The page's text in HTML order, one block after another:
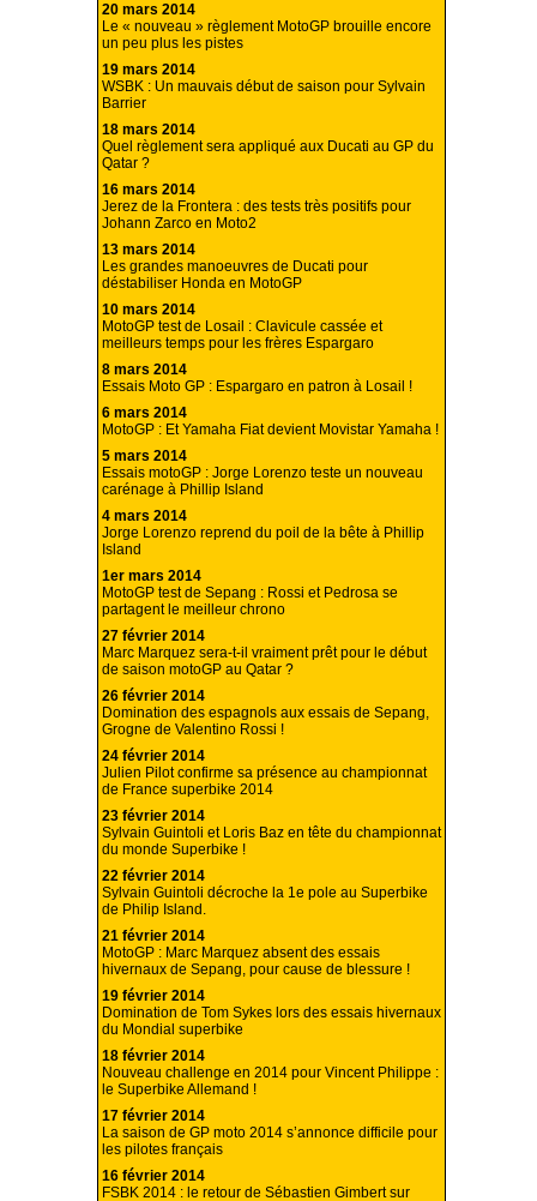
20 mars 2014
Le « nouveau » règlement MotoGP brouille encore
un peu plus les pistes
19 mars 2014
WSBK : Un mauvais début de saison pour Sylvain
Barrier
18 mars 2014
Quel règlement sera appliqué aux Ducati au GP du
Qatar ?
16 mars 2014
Jerez de la Frontera : des tests très positifs pour
Johann Zarco en Moto2
13 mars 2014
Les grandes manoeuvres de Ducati pour
déstabiliser Honda en MotoGP
10 mars 2014
MotoGP test de Losail : Clavicule cassée et
meilleurs temps pour les frères Espargaro
8 mars 2014
Essais Moto GP : Espargaro en patron à Losail !
6 mars 2014
MotoGP : Et Yamaha Fiat devient Movistar Yamaha !
5 mars 2014
Essais motoGP : Jorge Lorenzo teste un nouveau
carénage à Phillip Island
4 mars 2014
Jorge Lorenzo reprend du poil de la bête à Phillip
Island
1er mars 2014
MotoGP test de Sepang : Rossi et Pedrosa se
partagent le meilleur chrono
27 février 2014
Marc Marquez sera-t-il vraiment prêt pour le début
de saison motoGP au Qatar ?
26 février 2014
Domination des espagnols aux essais de Sepang,
Grogne de Valentino Rossi !
24 février 2014
Julien Pilot confirme sa présence au championnat
de France superbike 2014
23 février 2014
Sylvain Guintoli et Loris Baz en tête du championnat
du monde Superbike !
22 février 2014
Sylvain Guintoli décroche la 1e pole au Superbike
de Philip Island.
21 février 2014
MotoGP : Marc Marquez absent des essais
hivernaux de Sepang, pour cause de blessure !
19 février 2014
Domination de Tom Sykes lors des essais hivernaux
du Mondial superbike
18 février 2014
Nouveau challenge en 2014 pour Vincent Philippe :
le Superbike Allemand !
17 février 2014
La saison de GP moto 2014 s’annonce difficile pour
les pilotes français
16 février 2014
FSBK 2014 : le retour de Sébastien Gimbert sur